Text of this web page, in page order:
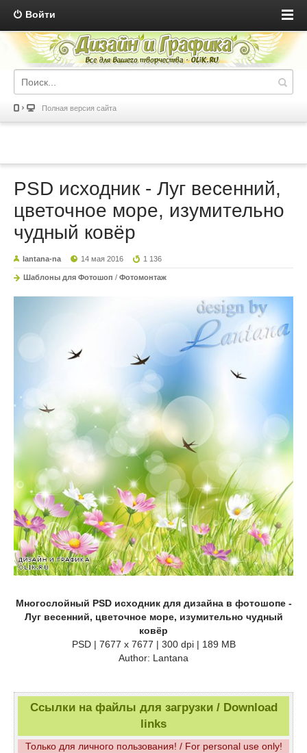
Войти
Полная версия сайта
PSD исходник - Луг весенний,
цветочное море, изумительно
чудный ковёр
lantana-na 14 мая 2016 1 136
Шаблоны для Фотошоп / Фотомонтаж
Многослойный PSD исходник для дизайна в фотошопе -
Луг весенний, цветочное море, изумительно чудный
ковёр
PSD | 7677 x 7677 | 300 dpi | 189 MB
Author: Lantana
Ссылки на файлы для загрузки / Download
links
Только для личного пользования! / For personal use only!